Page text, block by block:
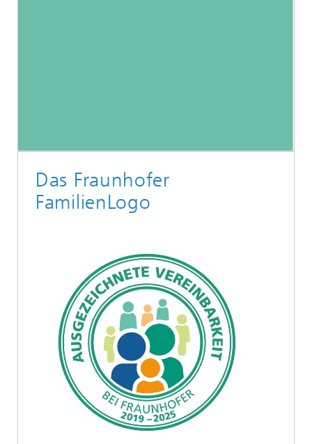
Das Fraunhofer
FamilienLogo